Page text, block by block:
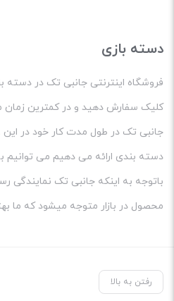
دوتایی
دسته بازی
فروشگاه اینترنتی جانبی تک در دسته
کلیک سفارش دهید و در کمترین زمان
جانبی تک در طول مدت کار خود در این
دسته بندی ارائه می دهیم می
باتوجه به اینکه جانبی تک نمایندگی
محصول در بازار متوجه میشود که ما
رفتن به بالا